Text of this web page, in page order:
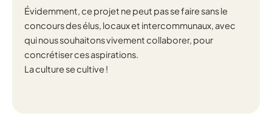
Évidemment, ce projet ne peut pas se faire sans le
concours des élus, locaux et intercommunaux, avec
qui nous souhaitons vivement collaborer, pour
concrétiser ces aspirations.
La culture se cultive !